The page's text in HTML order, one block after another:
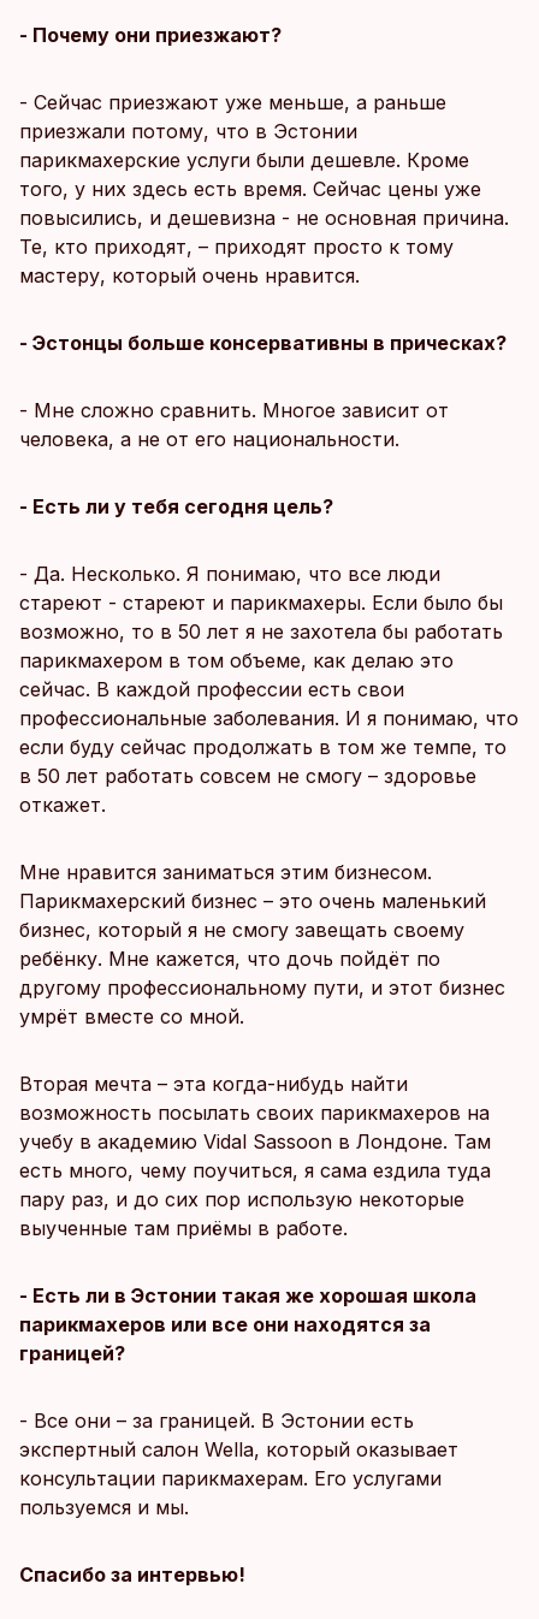
- Почему они приезжают?
- Сейчас приезжают уже меньше, а раньше
приезжали потому, что в Эстонии
парикмахерские услуги были дешевле. Кроме
того, у них здесь есть время. Сейчас цены уже
повысились, и дешевизна - не основная причина.
Те, кто приходят, – приходят просто к тому
мастеру, который очень нравится.
- Эстонцы больше консервативны в прическах?
- Мне сложно сравнить. Многое зависит от
человека, а не от его национальности.
- Есть ли у тебя сегодня цель?
- Да. Несколько. Я понимаю, что все люди
стареют - стареют и парикмахеры. Если было бы
возможно, то в 50 лет я не захотела бы работать
парикмахером в том объеме, как делаю это
сейчас. В каждой профессии есть свои
профессиональные заболевания. И я понимаю, что
если буду сейчас продолжать в том же темпе, то
в 50 лет работать совсем не смогу – здоровье
откажет.
Мне нравится заниматься этим бизнесом.
Парикмахерский бизнес – это очень маленький
бизнес, который я не смогу завещать своему
ребёнку. Мне кажется, что дочь пойдёт по
другому профессиональному пути, и этот бизнес
умрёт вместе со мной.
Вторая мечта – эта когда-нибудь найти
возможность посылать своих парикмахеров на
учебу в академию Vidal Sassoоn в Лондоне. Там
есть много, чему поучиться, я сама ездила туда
пару раз, и до сих пор использую некоторые
выученные там приёмы в работе.
- Есть ли в Эстонии такая же хорошая школа
парикмахеров или все они находятся за
границей?
- Все они – за границей. В Эстонии есть
экспертный салон Wella, который оказывает
консультации парикмахерам. Его услугами
пользуемся и мы.
Спасибо за интервью!